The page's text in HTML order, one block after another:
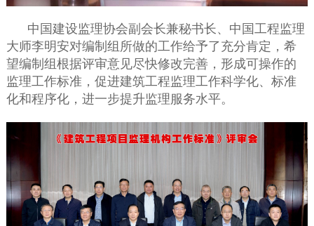
中国建设监理协会副会长兼秘书长、中国工程监理
大师李明安对编制组所做的工作给予了充分肯定，希
望编制组根据评审意见尽快修改完善，形成可操作的
监理工作标准，促进建筑工程监理工作科学化、标准
化和程序化，进一步提升监理服务水平。